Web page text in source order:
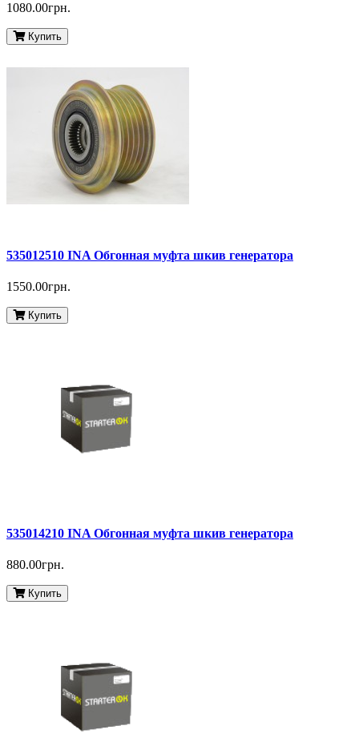
1080.00грн.
Купить
535012510 INA Обгонная муфта шкив генератора
1550.00грн.
Купить
535014210 INA Обгонная муфта шкив генератора
880.00грн.
Купить